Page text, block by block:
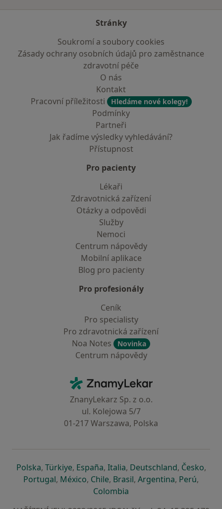
Stránky
Soukromí a soubory cookies
Zásady ochrany osobních údajů pro zaměstnance
zdravotní péče
O nás
Kontakt
Pracovní příležitosti
Hledáme nové kolegy!
Podmínky
Partneři
Jak řadíme výsledky vyhledávání?
Přístupnost
Pro pacienty
Lékaři
Zdravotnická zařízení
Otázky a odpovědi
Služby
Nemoci
Centrum nápovědy
Mobilní aplikace
Blog pro pacienty
Pro profesionály
Ceník
Pro specialisty
Pro zdravotnická zařízení
Noa Notes
Novinka
Centrum nápovědy
ZnamyLekar - Hlavní stránka
ZnanyLekarz Sp. z o.o.
ul. Kolejowa 5/7
01-217 Warszawa, Polska
Polskase otevře v nové záložce
, Türkiyese otevře v nové záložce
, Españase otevře v nové záložce
, Italiase otevře v nové záložce
, Deutschlandse otevře v
, Českose
,
Portugalse otevře v nové záložce
, Méxicose otevře v nové záložce
, Chilese otevře v nové záložce
, Brasilse otevře v nové
, Argentinase otevře v
, Perúse
,
Colombia